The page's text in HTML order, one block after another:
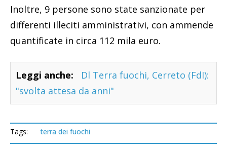
Inoltre, 9 persone sono state sanzionate per
differenti illeciti amministrativi, con ammende
quantificate in circa 112 mila euro.
Leggi anche:
Dl Terra fuochi, Cerreto (FdI):
"svolta attesa da anni"
Tags: terra dei fuochi